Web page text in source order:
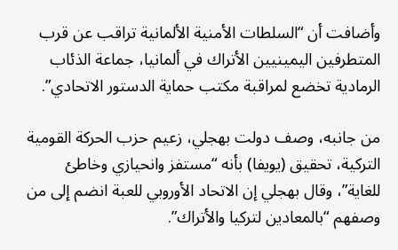
وأضافت أن “السلطات الأمنية الألمانية تراقب عن قرب
المتطرفين اليمينيين الأتراك في ألمانيا، جماعة الذئاب
الرمادية تخضع لمراقبة مكتب حماية الدستور الاتحادي”.
من جانبه، وصف دولت بهجلي، زعيم حزب الحركة القومية
التركية، تحقيق (يويفا) بأنه “مستفز وانحيازي وخاطئ
للغاية”، وقال بهجلي إن الاتحاد الأوروبي للعبة انضم إلى من
وصفهم “بالمعادين لتركيا والأتراك”.